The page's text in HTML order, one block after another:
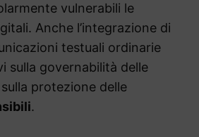
vulnerabili le
Anche l’integrazione di
testuali ordinarie
sulla governabilità delle
sulla protezione delle
.